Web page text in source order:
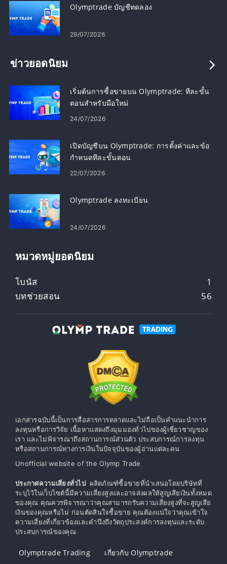
Olymptrade บัญชีทดลอง
29/07/2026
ข่าวยอดนิยม
เริ่มต้นการซื้อขายบน Olymptrade: ทีละขั้น
ตอนสำหรับมือใหม่
24/07/2026
เปิดบัญชีบน Olymptrade: การตั้งค่าและข้อ
กำหนดทีละขั้นตอน
22/07/2026
Olymptrade ลงทะเบียน
24/07/2026
หมวดหมู่ยอดนิยม
โบนัส
1
บทช่วยสอน
56
เอกสารฉบับนี้เป็นการสื่อสารการตลาดและไม่ถือเป็นคำแนะนำการ
ลงทุนหรือการวิจัย เนื้อหาแสดงถึงมุมมองทั่วไปของผู้เชี่ยวชาญของ
เรา และไม่พิจารณาถึงสถานการณ์ส่วนตัว ประสบการณ์การลงทุน
หรือสถานการณ์ทางการเงินในปัจจุบันของผู้อ่านแต่ละคน
Unofficial website of the Olymp Trade
ประกาศความเสี่ยงทั่วไป: ผลิตภัณฑ์ซื้อขายที่นำเสนอโดยบริษัทที่
ระบุไว้ในเว็บไซต์นี้มีความเสี่ยงสูงและอาจส่งผลให้สูญเสียเงินทั้งหมด
ของคุณ คุณควรพิจารณาว่าคุณสามารถรับความเสี่ยงสูงที่จะสูญเสีย
เงินของคุณหรือไม่ ก่อนตัดสินใจซื้อขาย คุณต้องแน่ใจว่าคุณเข้าใจ
ความเสี่ยงที่เกี่ยวข้องและคำนึงถึงวัตถุประสงค์การลงทุนและระดับ
ประสบการณ์ของคุณ
Olymptrade Trading เกี่ยวกับ Olymptrade